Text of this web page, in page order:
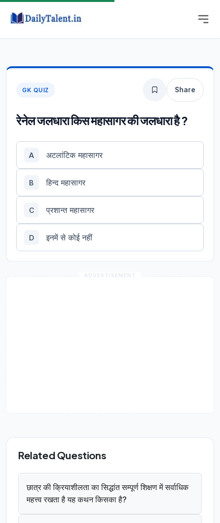
GK QUIZ Share
रेनेल जलधारा किस महासागर की जलधारा है ?
A अटलांटिक महासागर
B हिन्द महासागर
C प्रशान्त महासागर
D इनमें से कोई नहीं
Related Questions
छात्र की क्रियाशीलता का सिद्धांत सम्पूर्ण शिक्षण में सर्वाधिक
महत्त्व रखता है यह कथन किसका है?